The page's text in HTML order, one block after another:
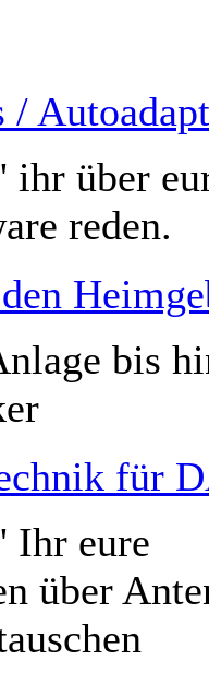
/
ihr über
reden.
bis
für
Ihr eure
über